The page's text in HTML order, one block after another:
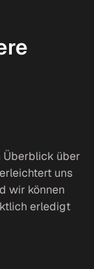
über
uns
wir können
erledigt